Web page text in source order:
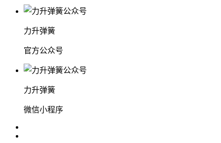
力升弹簧
官方公众号
力升弹簧
微信小程序